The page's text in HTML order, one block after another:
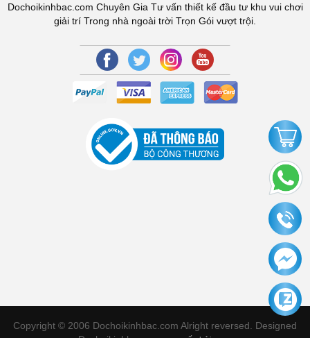
Dochoikinhbac.com Chuyên Gia Tư vấn thiết kế đầu tư khu vui chơi
giải trí Trong nhà ngoài trời Trọn Gói vượt trội.
Copyright © 2006 Dochoikinhbac.com Alright reversed. Designed